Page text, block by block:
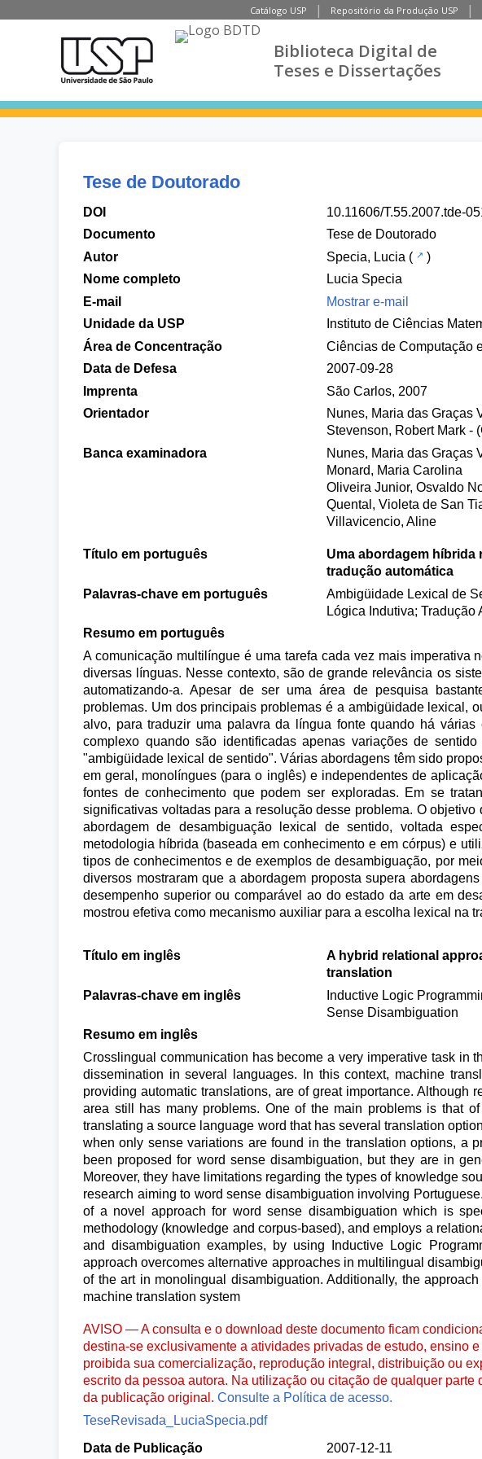
Catálogo USP Repositório da Produção USP
Biblioteca Digital de
Teses e Dissertações
Tese de Doutorado
DOI
10.11606/T.55.2007.tde-
Documento
Tese de Doutorado
Autor
Specia, Lucia (
)
Nome completo
Lucia Specia
E-mail
Mostrar e-mail
Unidade da USP
Instituto de Ciências
Área de Concentração
Ciências de Computação
Data de Defesa
2007-09-28
Imprenta
São Carlos, 2007
Orientador
Nunes, Maria das Graças
Stevenson, Robert Mark -
Banca examinadora
Nunes, Maria das Graças
Monard, Maria Carolina
Oliveira Junior, Osvaldo
Quental, Violeta de San
Villavicencio, Aline
Título em português
Uma abordagem híbrida
tradução automática
Palavras-chave em português
Ambigüidade Lexical de
Lógica Indutiva; Tradução
Resumo em português
A comunicação multilíngue é uma tarefa cada vez mais imperativa
diversas línguas. Nesse contexto, são de grande relevância os
automatizando-a. Apesar de ser uma área de pesquisa
problemas. Um dos principais problemas é a ambigüidade lexical,
alvo, para traduzir uma palavra da língua fonte quando há
complexo quando são identificadas apenas variações de
"ambigüidade lexical de sentido". Várias abordagens têm sido
em geral, monolíngues (para o inglês) e independentes de
fontes de conhecimento que podem ser exploradas. Em se
significativas voltadas para a resolução desse problema. O
abordagem de desambiguação lexical de sentido, voltada
metodologia híbrida (baseada em conhecimento e em córpus) e
tipos de conhecimentos e de exemplos de desambiguação, por
diversos mostraram que a abordagem proposta supera
desempenho superior ou comparável ao do estado da arte em
mostrou efetiva como mecanismo auxiliar para a escolha lexical na
Título em inglês
A hybrid relational
translation
Palavras-chave em inglês
Inductive Logic
Sense Disambiguation
Resumo em inglês
Crosslingual communication has become a very imperative task in
dissemination in several languages. In this context, machine
providing automatic translations, are of great importance. Although
area still has many problems. One of the main problems is that
translating a source language word that has several translation
when only sense variations are found in the translation options, a
been proposed for word sense disambiguation, but they are in
Moreover, they have limitations regarding the types of knowledge
research aiming to word sense disambiguation involving
of a novel approach for word sense disambiguation which is
methodology (knowledge and corpus-based), and employs a
and disambiguation examples, by using Inductive Logic
approach overcomes alternative approaches in multilingual
of the art in monolingual disambiguation. Additionally, the
machine translation system
AVISO — A consulta e o download deste documento ficam
destina-se exclusivamente a atividades privadas de estudo, ensino
proibida sua comercialização, reprodução integral, distribuição ou
escrito da pessoa autora. Na utilização ou citação de qualquer
da publicação original. Consulte a Política de acesso.
TeseRevisada_LuciaSpecia.pdf
Data de Publicação
2007-12-11